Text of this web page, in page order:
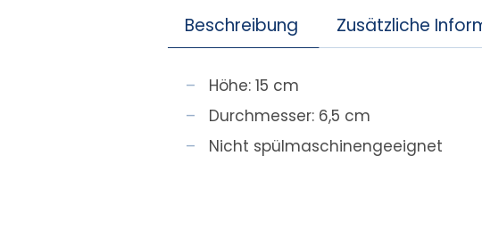
Beschreibung Zusätzliche
Höhe: 15 cm
Durchmesser: 6,5 cm
Nicht spülmaschinengeeignet